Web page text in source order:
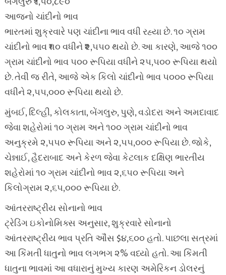
આજનો ચાંદીનો ભાવ
ભારતમાં શુક્રવારે પણ ચાંદીના ભાવ વધી રહ્યા છે. ૧૦ ગ્રામ
ચાંદીનો ભાવ ₹૫૦ વધીને ₹૨,૫૫૦ થયો છે. આ કારણે, આજે ૧૦૦
ગ્રામ ચાંદીનો ભાવ ૫૦૦ રૂપિયા વધીને ૨૫,૫૦૦ રૂપિયા થયો
છે. તેવી જ રીતે, આજે એક કિલો ચાંદીનો ભાવ ૫૦૦૦ રૂપિયા
વધીને ૨,૫૫,૦૦૦ રૂપિયા થયો છે.
મુંબઈ, દિલ્હી, કોલકાતા, બેંગલુરુ, પુણે, વડોદરા અને અમદાવાદ
જેવા શહેરોમાં ૧૦ ગ્રામ અને ૧૦૦ ગ્રામ ચાંદીનો ભાવ
અનુક્રમે ૨,૫૫૦ રૂપિયા અને ૨,૫૫,૦૦૦ રૂપિયા છે. જોકે,
ચેન્નાઈ, હૈદરાબાદ અને કેરળ જેવા કેટલાક દક્ષિણ ભારતીય
શહેરોમાં ૧૦ ગ્રામ ચાંદીનો ભાવ ૨,૬૫૦ રૂપિયા અને
કિલોગ્રામ ૨,૬૫,૦૦૦ રૂપિયા છે.
આંતરરાષ્ટ્રીય સોનાનો ભાવ
ટ્રેડિંગ ઇકોનોમિક્સ અનુસાર, શુક્રવારે સોનાનો
આંતરરાષ્ટ્રીય ભાવ પ્રતિ ઔંસ $૪,૬૦૦ હતો. પાછલા સત્રમાં
આ કિંમતી ધાતુનો ભાવ લગભગ ૨% વધ્યો હતો. આ કિંમતી
ધાતુના ભાવમાં આ વધારાનું મુખ્ય કારણ અમેરિકન ડોલરનું